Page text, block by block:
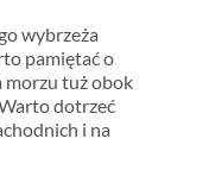
wybrzeża
pamiętać o
morzu tuż obok
dotrzeć
i na